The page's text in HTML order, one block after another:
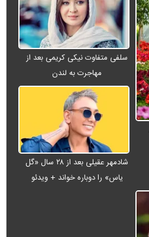
سلفی متفاوت نیکی کریمی بعد از
مهاجرت به لندن
شادمهر عقیلی بعد از ۲۸ سال «گل
یاس» را دوباره خواند + ویدئو